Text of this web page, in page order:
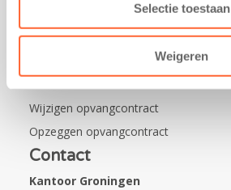
Selectie toestaan
Weigeren
Praktisch
Wijzigen opvangcontract
Opzeggen opvangcontract
Contact
Kantoor Groningen